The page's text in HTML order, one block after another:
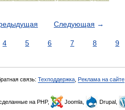
Следующая →
4 5 6 7 8 9
связь: Техподдержка Реклама на сайте
сделанные на PHP, Joomla, Drupal,